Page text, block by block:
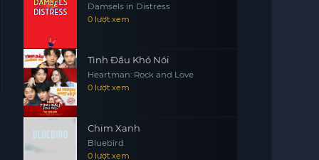
Damsels in Distress
0 lượt xem
Tình Đầu Khó Nói
Heartman: Rock and Love
0 lượt xem
Chim Xanh
Bluebird
0 lượt xem